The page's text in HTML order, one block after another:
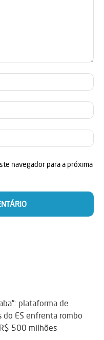
E-
navegador para a próxima
plataforma de
ES enfrenta rombo
500 milhões